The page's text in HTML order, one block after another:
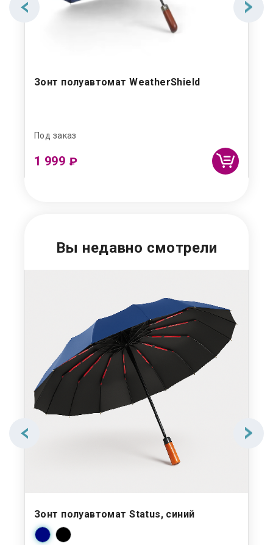
Зонт полуавтомат WeatherShield
Под заказ
1 999 ₽
Вы недавно смотрели
Зонт полуавтомат Status, синий